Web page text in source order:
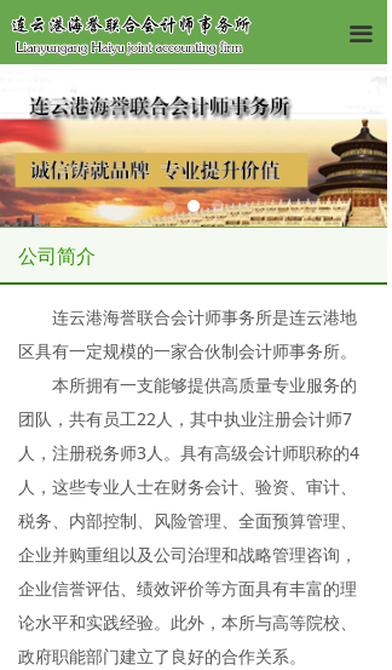
끀
公司简介
连云港海誉联合会计师事务所是连云港地
区具有一定规模的一家合伙制会计师事务所。
本所拥有一支能够提供高质量专业服务的
团队，共有员工22人，其中执业注册会计师7
人，注册税务师3人。具有高级会计师职称的4
人，这些专业人士在财务会计、验资、审计、
税务、内部控制、风险管理、全面预算管理、
企业并购重组以及公司治理和战略管理咨询，
企业信誉评估、绩效评价等方面具有丰富的理
论水平和实践经验。此外，本所与高等院校、
政府职能部门建立了良好的合作关系。